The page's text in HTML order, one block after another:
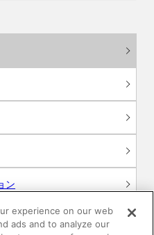
ン
experience on our web
ads and to analyze our